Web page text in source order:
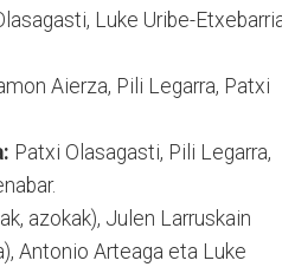
Luke Uribe-
Aierza, Pili Legarra, Patxi
Patxi Olasagasti, Pili Legarra,
azokak), Julen Larruskain
Antonio Arteaga eta Luke